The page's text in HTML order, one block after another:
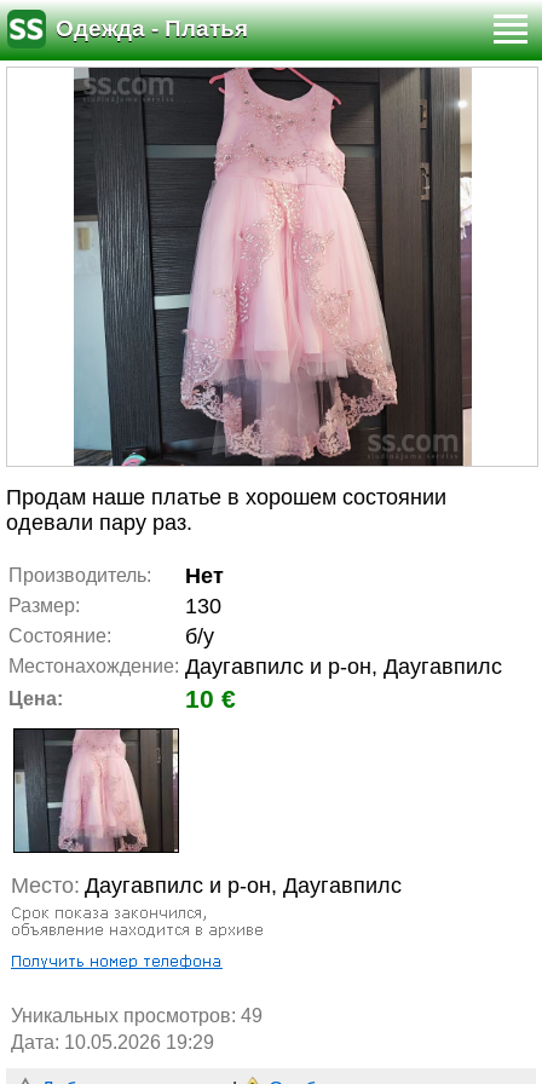
Одежда - Платья
Продам наше платье в хорошем состоянии
одевали пару раз.
Производитель: Нет
Размер: 130
Состояние: б/у
Местонахождение: Даугавпилс и р-он, Даугавпилс
Цена: 10 €
Место: Даугавпилс и р-он, Даугавпилс
Уникальных просмотров: 49
Дата: 10.05.2026 19:29